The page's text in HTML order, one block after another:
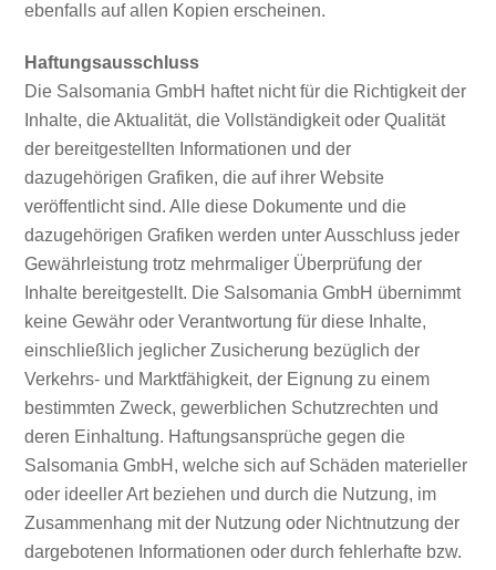
ebenfalls auf allen Kopien erscheinen.
Haftungsausschluss
Die Salsomania GmbH haftet nicht für die Richtigkeit der
Inhalte, die Aktualität, die Vollständigkeit oder Qualität
der bereitgestellten Informationen und der
dazugehörigen Grafiken, die auf ihrer Website
veröffentlicht sind. Alle diese Dokumente und die
dazugehörigen Grafiken werden unter Ausschluss jeder
Gewährleistung trotz mehrmaliger Überprüfung der
Inhalte bereitgestellt. Die Salsomania GmbH übernimmt
keine Gewähr oder Verantwortung für diese Inhalte,
einschließlich jeglicher Zusicherung bezüglich der
Verkehrs- und Marktfähigkeit, der Eignung zu einem
bestimmten Zweck, gewerblichen Schutzrechten und
deren Einhaltung. Haftungsansprüche gegen die
Salsomania GmbH, welche sich auf Schäden materieller
oder ideeller Art beziehen und durch die Nutzung, im
Zusammenhang mit der Nutzung oder Nichtnutzung der
dargebotenen Informationen oder durch fehlerhafte bzw.